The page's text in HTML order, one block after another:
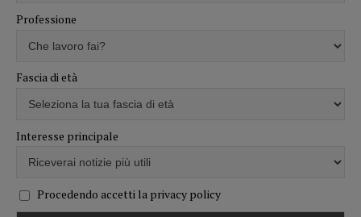
Professione
Fascia di età
Interesse principale
Procedendo accetti la privacy policy